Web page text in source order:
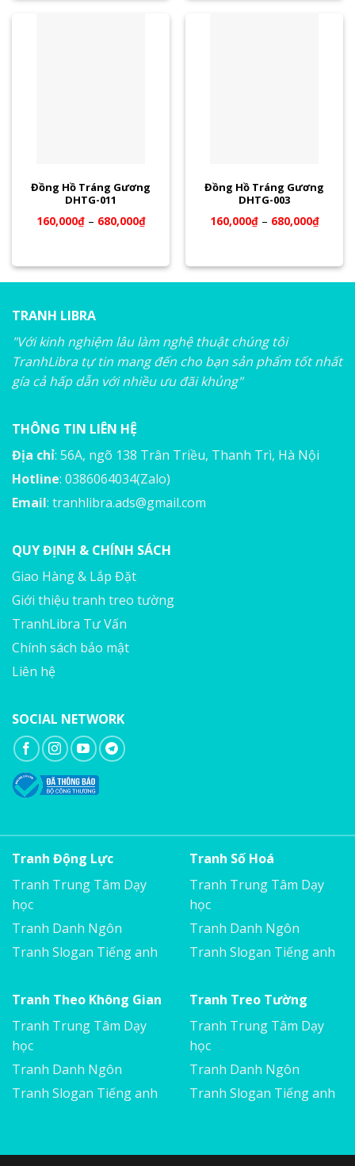
Đồng Hồ Tráng Gương
DHTG-011
160,000₫– 680,000₫
Đồng Hồ Tráng Gương
DHTG-003
160,000₫– 680,000₫
TRANH LIBRA
"Với kinh nghiệm lâu làm nghệ thuật chúng tôi
TranhLibra tự tin mang đến cho bạn sản phẩm tốt nhất
gía cả hấp dẫn với nhiều ưu đãi khủng"
THÔNG TIN LIÊN HỆ
Địa chỉ: 56A, ngõ 138 Trân Triều, Thanh Trì, Hà Nội
Hotline: 0386064034(Zalo)
Email: tranhlibra.ads@gmail.com
QUY ĐỊNH & CHÍNH SÁCH
Giao Hàng & Lắp Đặt
Giới thiệu tranh treo tường
TranhLibra Tư Vấn
Chính sách bảo mật
Liên hệ
SOCIAL NETWORK
Tranh Động Lực
Tranh Trung Tâm Dạy
học
Tranh Danh Ngôn
Tranh Slogan Tiếng anh
Tranh Số Hoá
Tranh Trung Tâm Dạy
học
Tranh Danh Ngôn
Tranh Slogan Tiếng anh
Tranh Theo Không Gian
Tranh Trung Tâm Dạy
học
Tranh Danh Ngôn
Tranh Slogan Tiếng anh
Tranh Treo Tường
Tranh Trung Tâm Dạy
học
Tranh Danh Ngôn
Tranh Slogan Tiếng anh